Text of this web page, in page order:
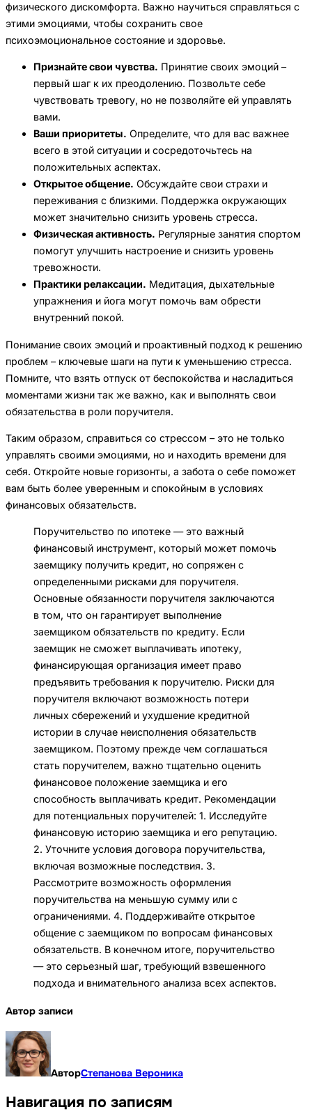
физического дискомфорта. Важно научиться справляться с
этими эмоциями, чтобы сохранить свое
психоэмоциональное состояние и здоровье.
Признайте свои чувства. Принятие своих эмоций –
первый шаг к их преодолению. Позвольте себе
чувствовать тревогу, но не позволяйте ей управлять
вами.
Ваши приоритеты. Определите, что для вас важнее
всего в этой ситуации и сосредоточьтесь на
положительных аспектах.
Открытое общение. Обсуждайте свои страхи и
переживания с близкими. Поддержка окружающих
может значительно снизить уровень стресса.
Физическая активность. Регулярные занятия спортом
помогут улучшить настроение и снизить уровень
тревожности.
Практики релаксации. Медитация, дыхательные
упражнения и йога могут помочь вам обрести
внутренний покой.
Понимание своих эмоций и проактивный подход к решению
проблем – ключевые шаги на пути к уменьшению стресса.
Помните, что взять отпуск от беспокойства и насладиться
моментами жизни так же важно, как и выполнять свои
обязательства в роли поручителя.
Таким образом, справиться со стрессом – это не только
управлять своими эмоциями, но и находить времени для
себя. Откройте новые горизонты, а забота о себе поможет
вам быть более уверенным и спокойным в условиях
финансовых обязательств.
Поручительство по ипотеке — это важный
финансовый инструмент, который может помочь
заемщику получить кредит, но сопряжен с
определенными рисками для поручителя.
Основные обязанности поручителя заключаются
в том, что он гарантирует выполнение
заемщиком обязательств по кредиту. Если
заемщик не сможет выплачивать ипотеку,
финансирующая организация имеет право
предъявить требования к поручителю. Риски для
поручителя включают возможность потери
личных сбережений и ухудшение кредитной
истории в случае неисполнения обязательств
заемщиком. Поэтому прежде чем соглашаться
стать поручителем, важно тщательно оценить
финансовое положение заемщика и его
способность выплачивать кредит. Рекомендации
для потенциальных поручителей: 1. Исследуйте
финансовую историю заемщика и его репутацию.
2. Уточните условия договора поручительства,
включая возможные последствия. 3.
Рассмотрите возможность оформления
поручительства на меньшую сумму или с
ограничениями. 4. Поддерживайте открытое
общение с заемщиком по вопросам финансовых
обязательств. В конечном итоге, поручительство
— это серьезный шаг, требующий взвешенного
подхода и внимательного анализа всех аспектов.
Автор записи
АвторСтепанова Вероника
Навигация по записям